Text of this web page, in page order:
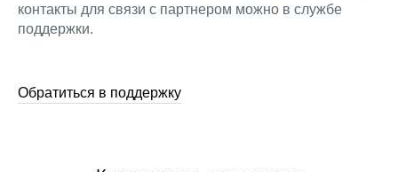
контакты для связи с партнером можно в службе
поддержки.
Обратиться в поддержку